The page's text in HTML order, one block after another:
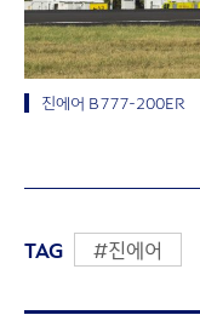
진에어 B777-200ER
TAG #진에어